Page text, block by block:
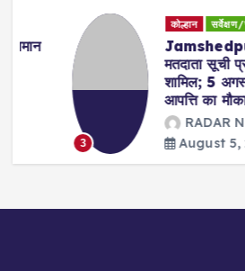
कोल्हान सर्वेक्षण/सर्वे
Jamshedpur :
मतदाता सूची
शामिल; 5 अगस्त से
आपत्ति का मौका
RADAR NEWS
August 5, 2026